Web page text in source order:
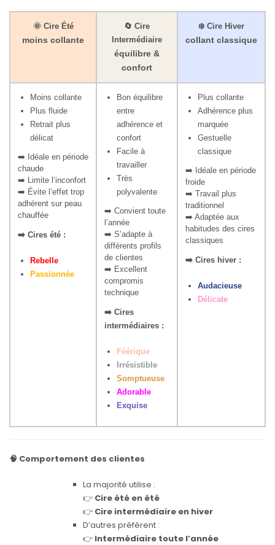
🌞 Cire Été
moins collante
🔄 Cire
Intermédiaire
équilibre &
confort
❄️ Cire Hiver
collant classique
Moins collante
Plus fluide
Retrait plus
délicat
➡️ Idéale en période
chaude
➡️ Limite l’inconfort
➡️ Évite l’effet trop
adhérent sur peau
chauffée
➡️ Cires été :
Rebelle
Passionnée
Bon équilibre
entre
adhérence et
confort
Facile à
travailler
Très
polyvalente
➡️ Convient toute
l’année
➡️ S’adapte à
différents profils
de clientes
➡️ Excellent
compromis
technique
➡️ Cires
intermédiaires :
Féérique
Irrésistible
Somptueuse
Adorable
Exquise
Plus collante
Adhérence plus
marquée
Gestuelle
classique
➡️ Idéale en période
froide
➡️ Travail plus
traditionnel
➡️ Adaptée aux
habitudes des cires
classiques
➡️ Cires hiver :
Audacieuse
Délicate
🧠 Comportement des clientes
La majorité utilise :
👉 Cire été en été
👉 Cire intermédiaire en hiver
D’autres préfèrent :
👉 Intermédiaire toute l’année